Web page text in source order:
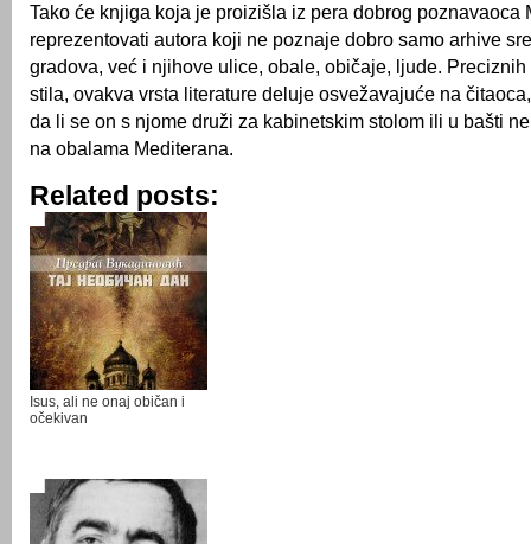
Tako će knjiga koja je proizišla iz pera dobrog poznavaoca
reprezentovati autora koji ne poznaje dobro samo arhive
gradova, već i njihove ulice, obale, običaje, ljude.
stila, ovakva vrsta literature deluje osvežavajuće na
da li se on s njome druži za kabinetskim stolom ili u bašti
na obalama Mediterana.
Related posts:
Isus, ali ne onaj običan i
očekivan